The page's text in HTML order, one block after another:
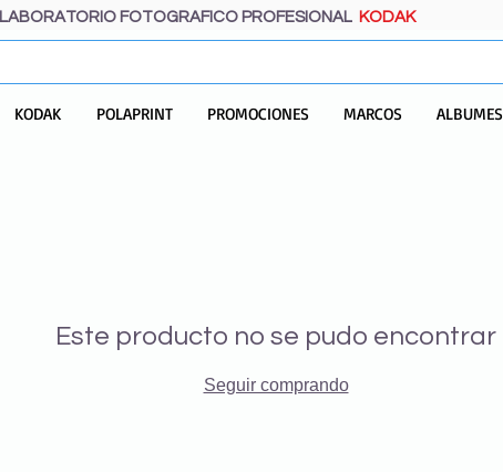
LABORATORIO FOTOGRAFICO PROFESIONAL KODAK
KODAK POLAPRINT PROMOCIONES MARCOS ALBUMES
Este producto no se pudo encontrar
Seguir comprando